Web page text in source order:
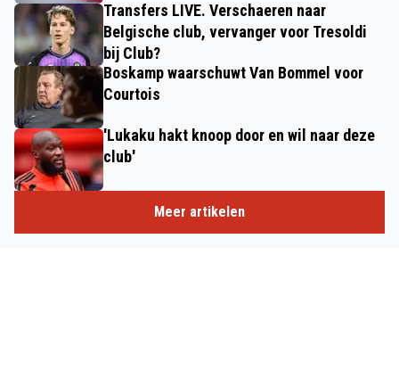
Transfers LIVE. Verschaeren naar
Belgische club, vervanger voor Tresoldi
bij Club?
Boskamp waarschuwt Van Bommel voor
Courtois
'Lukaku hakt knoop door en wil naar deze
club'
Meer artikelen